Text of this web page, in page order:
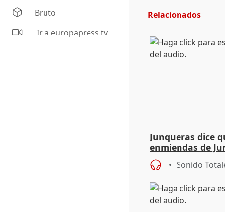
Bruto
Ir a europapress.tv
Relacionados
Junqueras dice
enmiendas de
en el trámite de
Sonido